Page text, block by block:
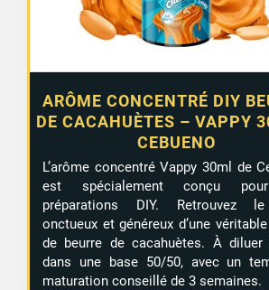
ARÔME CONCENTRÉ DIY
DE CACAHUÈTES – VAPPY
CEBUENO
L’arôme concentré Vappy 30ml de
est spécialement conçu
préparations DIY. Retrouvez
onctueux et généreux d’une
de beurre de cacahuètes. À diluer
dans une base 50/50, avec un
maturation conseillé de 3 semaines.